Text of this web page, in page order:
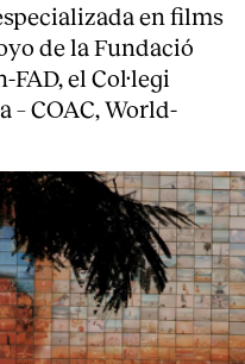
en films
de la Fundació
el Col·legi
– COAC, World-